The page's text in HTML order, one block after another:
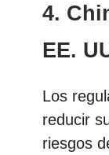
4.
EE.
Los
reducir
riesgos